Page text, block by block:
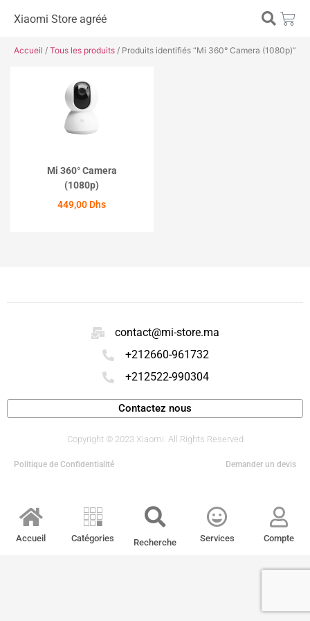
Xiaomi Store agréé
Accueil / Tous les produits / Produits identifiés “Mi 360° Camera (1080p)”
Mi 360° Camera
(1080p)
449,00 Dhs
contact@mi-store.ma
+212660-961732
+212522-990304
Contactez nous
Copyright © 2023 Xiaomi. All Rights Reserved
Politique de Confidentialité Demander un devis
Accueil Catégories Recherche Services Compte